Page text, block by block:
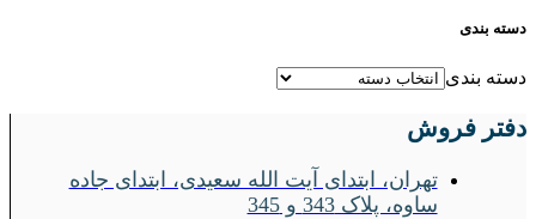
دسته بندی
دسته بندی
دفتر فروش
تهران، ابتدای آیت الله سعیدی، ابتدای جاده
ساوه، پلاک 343 و 345